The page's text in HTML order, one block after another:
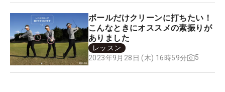
ボールだけクリーンに打ちたい！
こんなときにオススメの素振りが
ありました
レッスン
2023年9月28日 (木) 16時59分
5